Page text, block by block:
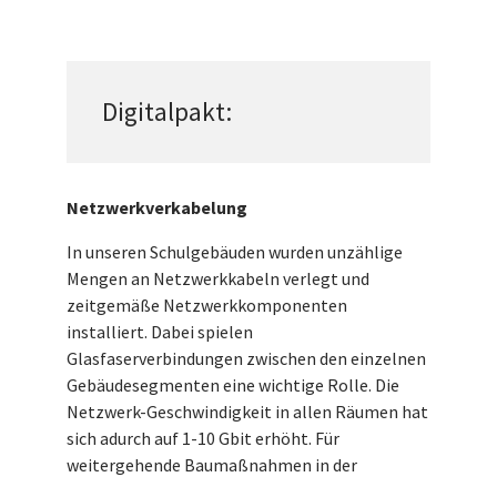
Digitalpakt:
Netzwerkverkabelung
In unseren Schulgebäuden wurden unzählige
Mengen an Netzwerkkabeln verlegt und
zeitgemäße Netzwerkkomponenten
installiert. Dabei spielen
Glasfaserverbindungen zwischen den einzelnen
Gebäudesegmenten eine wichtige Rolle. Die
Netzwerk-Geschwindigkeit in allen Räumen hat
sich adurch auf 1-10 Gbit erhöht. Für
weitergehende Baumaßnahmen in der